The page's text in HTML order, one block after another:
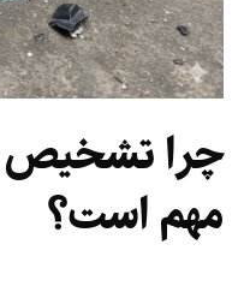
چرا تشخیص
مهم است؟